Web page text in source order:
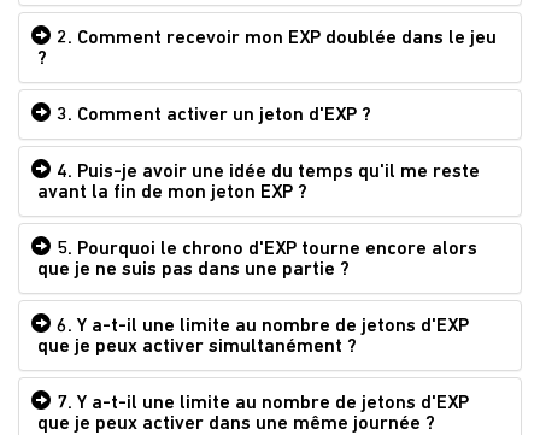
2. Comment recevoir mon EXP doublée dans le jeu
?
3. Comment activer un jeton d'EXP ?
4. Puis-je avoir une idée du temps qu'il me reste
avant la fin de mon jeton EXP ?
5. Pourquoi le chrono d'EXP tourne encore alors
que je ne suis pas dans une partie ?
6. Y a-t-il une limite au nombre de jetons d'EXP
que je peux activer simultanément ?
7. Y a-t-il une limite au nombre de jetons d'EXP
que je peux activer dans une même journée ?